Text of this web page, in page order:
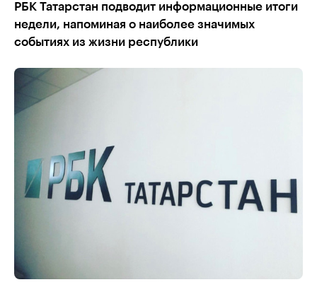
РБК Татарстан подводит информационные итоги
недели, напоминая о наиболее значимых
событиях из жизни республики